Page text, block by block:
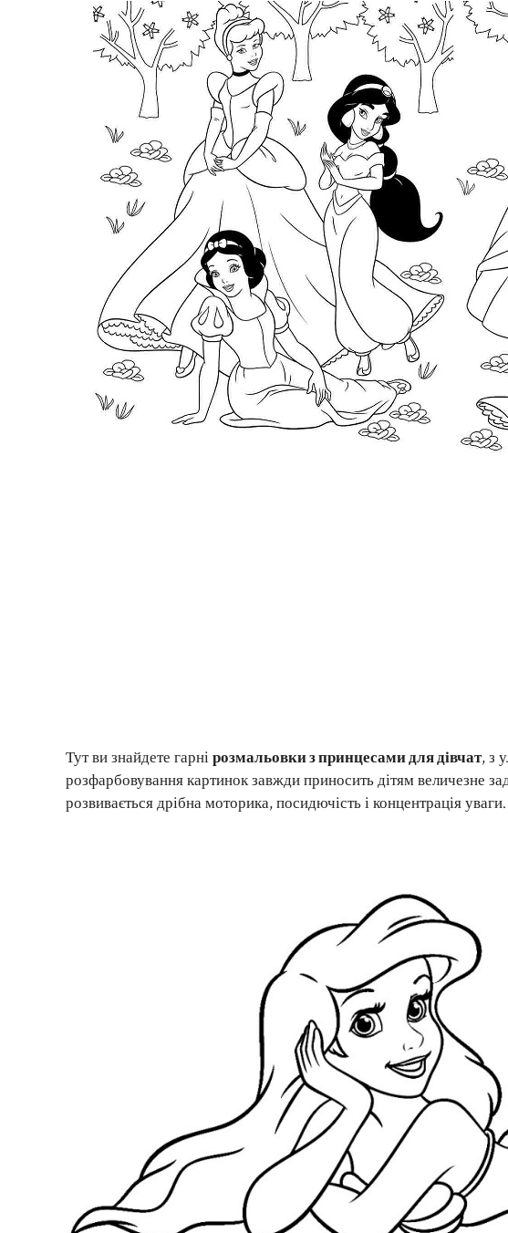
Тут ви знайдете гарнірозмальовки з принцесами для дівчат, з
розфарбовування картинок завжди приносить дітям величезне
розвивається дрібна моторика, посидючість і концентрація уваги.